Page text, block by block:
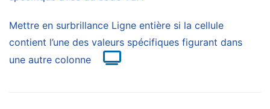
Mettre en surbrillance Ligne entière si la cellule
contient l’une des valeurs spécifiques figurant dans
une autre colonne